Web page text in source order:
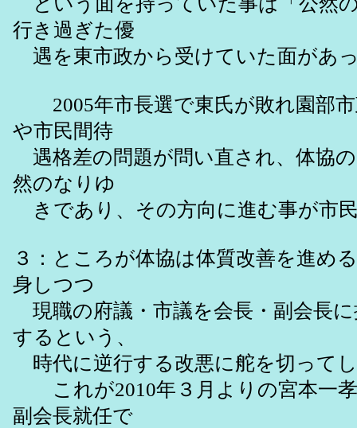
行き過ぎた優
遇を東市政から受けていた面があ
2005年市長選で東氏が敗れ園部市
や市民間待
遇格差の問題が問い直され、体協
然のなりゆ
きであり、その方向に進む事が市
３：ところが体協は体質改善を進め
身しつつ
現職の府議・市議を会長・副会長
するという、
時代に逆行する改悪に舵を切って
これが2010年３月よりの宮本一孝
副会長就任で